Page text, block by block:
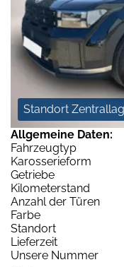
Standort
Allgemeine Daten:
Fahrzeugtyp
Karosserieform
Getriebe
Kilometerstand
Anzahl der Türen
Farbe
Standort
Lieferzeit
Unsere Nummer